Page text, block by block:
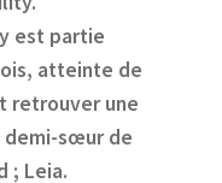
est partie
atteinte de
retrouver une
demi-sœur de
; Leia.